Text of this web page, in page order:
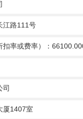
江路111 号
率或费率）：
厦1407室